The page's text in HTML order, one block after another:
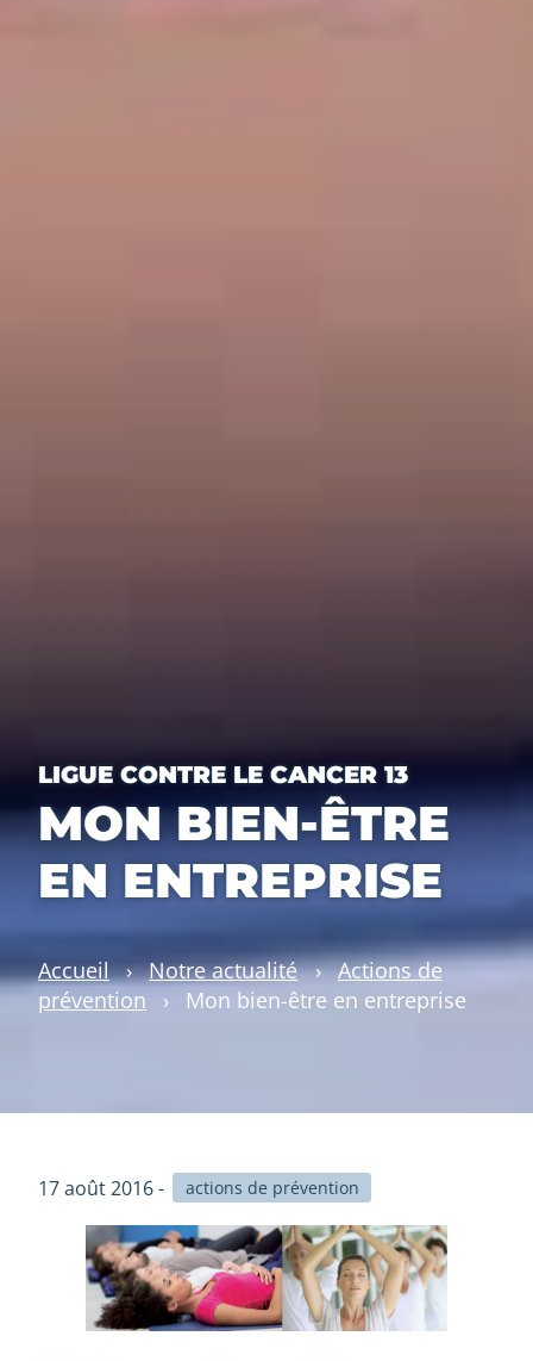
LIGUE CONTRE LE CANCER 13
MON BIEN-ÊTRE
EN ENTREPRISE
Accueil › Notre actualité › Actions de
prévention
› Mon bien-être en entreprise
17 août 2016 - actions de prévention